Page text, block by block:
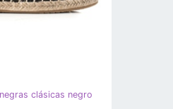
clásicas negro